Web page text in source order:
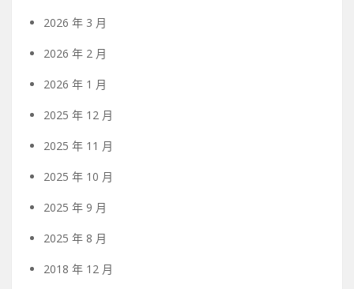
2026 年 3 月
2026 年 2 月
2026 年 1 月
2025 年 12 月
2025 年 11 月
2025 年 10 月
2025 年 9 月
2025 年 8 月
2018 年 12 月